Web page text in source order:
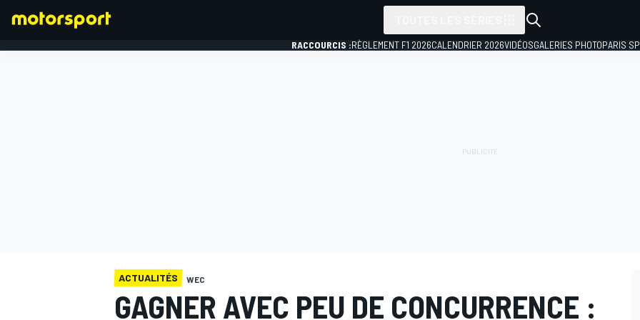
RACCOURCIS :RÈGLEMENT F1 2026CALENDRIER 2026VIDÉOSGALERIES PHOTOPARIS
ACTUALITÉS WEC
GAGNER AVEC PEU DE CONCURRENCE :